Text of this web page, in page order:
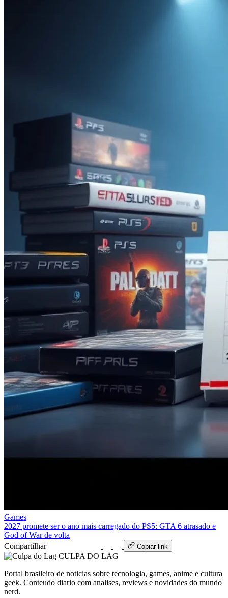
Games
2027 promete ser o ano mais carregado do PS5: GTA 6 atrasado e
God of War de volta
Compartilhar
Copiar link
CULPA DO LAG
Portal brasileiro de noticias sobre tecnologia, games, anime e cultura
geek. Conteudo diario com analises, reviews e novidades do mundo
nerd.